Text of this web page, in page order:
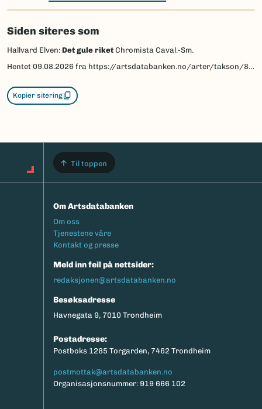
Siden siteres som
Hallvard Elven: Det gule riket Chromista Caval.-Sm.
Hentet 09.08.2026 fra https://artsdatabanken.no/arter/takson/819/beskrivelse
Kopier sitering
Til toppen
Om Artsdatabanken
Footermeny
Om oss
Tjenestene våre
Kontakt og presse
Meld inn feil på nettsider:
redaksjonen@artsdatabanken.no
Besøksadresse
Havnegata 9, 7010 Trondheim
Postadresse:
Postboks 1285 Torgarden, 7462 Trondheim
postmottak@artsdatabanken.no
Organisasjonsnummer: 919 666 102